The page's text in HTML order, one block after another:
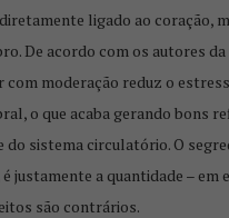
ligado ao coração,
De acordo com os autores
com moderação reduz o
o que acaba gerando bons
do sistema circulatório. O
é justamente a quantidade – em
são contrários.